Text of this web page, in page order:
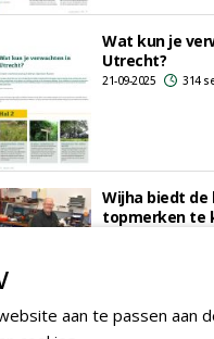
Wat kun je
Utrecht?
21-09-2025 314
Wijha biedt de
topmerken te
aan te passen aan